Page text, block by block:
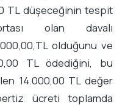
TL düşeceğinin tespit
olan davalı
olduğunu ve
TL ödediğini, bu
14.000,00 TL değer
ücreti toplamda